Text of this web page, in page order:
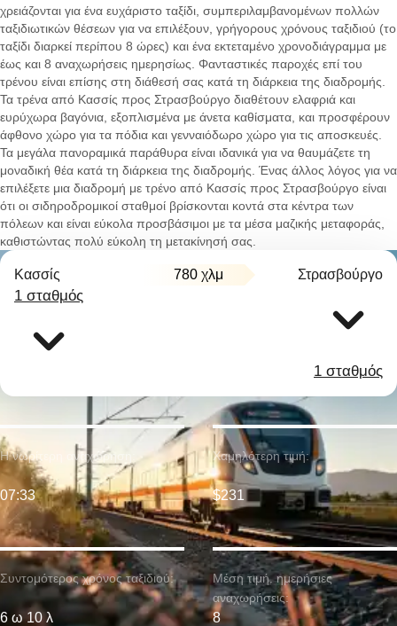
χρειάζονται για ένα ευχάριστο ταξίδι, συμπεριλαμβανομένων πολλών
ταξιδιωτικών θέσεων για να επιλέξουν, γρήγορους χρόνους ταξιδιού (το
ταξίδι διαρκεί περίπου 8 ώρες) και ένα εκτεταμένο χρονοδιάγραμμα με
έως και 8 αναχωρήσεις ημερησίως. Φανταστικές παροχές επί του
τρένου είναι επίσης στη διάθεσή σας κατά τη διάρκεια της διαδρομής.
Τα τρένα από Κασσίς προς Στρασβούργο διαθέτουν ελαφριά και
ευρύχωρα βαγόνια, εξοπλισμένα με άνετα καθίσματα, και προσφέρουν
άφθονο χώρο για τα πόδια και γενναιόδωρο χώρο για τις αποσκευές.
Τα μεγάλα πανοραμικά παράθυρα είναι ιδανικά για να θαυμάζετε τη
μοναδική θέα κατά τη διάρκεια της διαδρομής. Ένας άλλος λόγος για να
επιλέξετε μια διαδρομή με τρένο από Κασσίς προς Στρασβούργο είναι
ότι οι σιδηροδρομικοί σταθμοί βρίσκονται κοντά στα κέντρα των
πόλεων και είναι εύκολα προσβάσιμοι με τα μέσα μαζικής μεταφοράς,
καθιστώντας πολύ εύκολη τη μετακίνησή σας.
Κασσίς 780 χλμ Στρασβούργο
1 σταθμός
1 σταθμός
Συντομότερος χρόνος ταξιδιού:
6 ω 10 λ
Η νωρίτερη αναχώρηση:
07:33
Χαμηλότερη τιμή:
$231
Μέση τιμή. ημερήσιες
αναχωρήσεις:
8